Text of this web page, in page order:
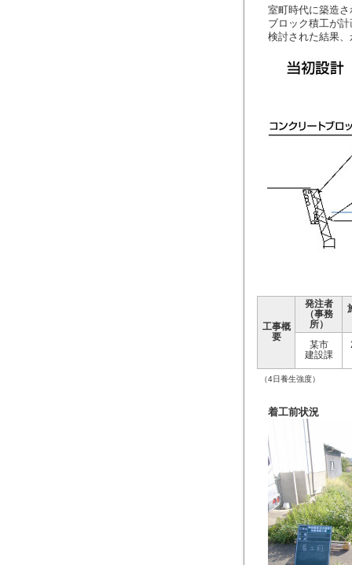
室町時代に築造
ブロック積工が
検討された結果
工事概
要
発注者
（事務
所）
某市
建設課
（4日養生強度）
着工前状況